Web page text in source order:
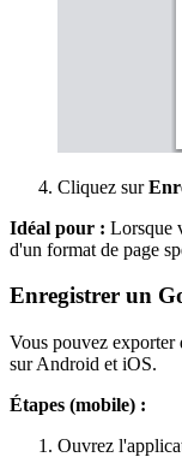
Cliquez sur
Idéal pour : Lorsque
d'un format de page
Enregistrer un
Vous pouvez
sur Android et iOS.
Étapes (mobile) :
Ouvrez